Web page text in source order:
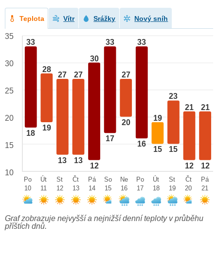
Teplota Vítr Srážky Nový sníh
33
18
28
19
27
13
27
13
30
12
33
17
27
20
33
16
19
15
23
15
21
12
21
12
35
30
25
20
15
10
Po
10
Út
11
St
12
Čt
13
Pá
14
So
15
Ne
16
Po
17
Út
18
St
19
Čt
20
Pá
21
Graf zobrazuje nejvyšší a nejnižší denní teploty v průběhu
příštích dnů.